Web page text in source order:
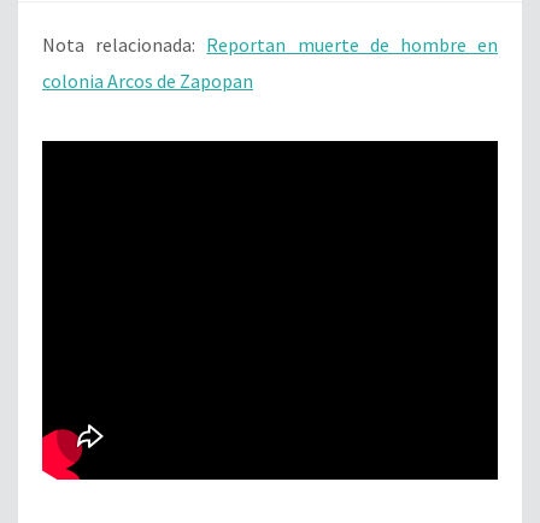
Nota relacionada: Reportan muerte de hombre en
colonia Arcos de Zapopan